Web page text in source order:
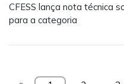
CFESS lança nota técnica
para a categoria